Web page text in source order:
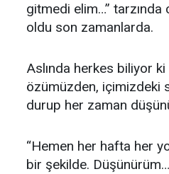
gitmedi elim…”
oldu son zamanlarda.
Aslında herkes biliyor
özümüzden, içimizdeki
durup her zaman
“Hemen her hafta her
bir şekilde.